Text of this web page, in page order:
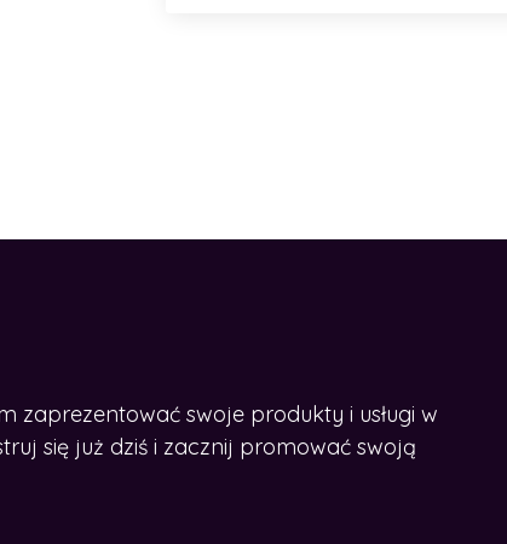
zaprezentować swoje produkty i usługi w
się już dziś i zacznij promować swoją
W